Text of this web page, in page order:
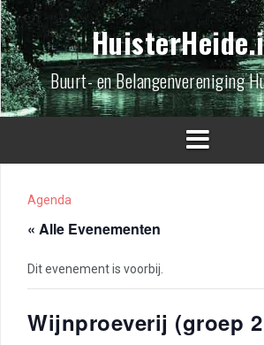
Spring
naar
inhoud
Buurt- en Belangenvereniging
Agenda
« Alle Evenementen
Dit evenement is voorbij.
Wijnproeverij (groep